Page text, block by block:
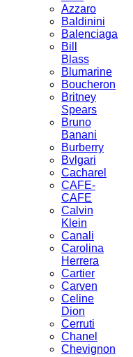
Azzaro
Baldinini
Balenciaga
Bill
Blass
Blumarine
Boucheron
Britney
Spears
Bruno
Banani
Burberry
Bvlgari
Cacharel
CAFE-
CAFЕ
Calvin
Klein
Canali
Carolina
Herrera
Cartier
Carven
Celine
Dion
Cerruti
Chanel
Chevignon